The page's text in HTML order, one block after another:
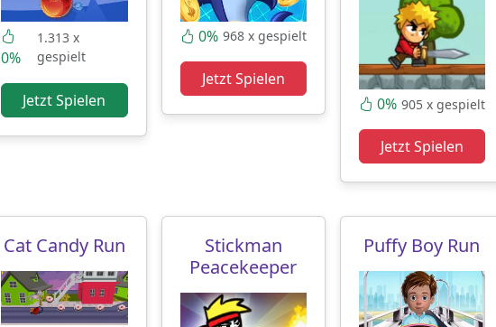
0%
1.313 x
gespielt
Jetzt Spielen
0% 968 x gespielt
Jetzt Spielen
0% 905 x gespielt
Jetzt Spielen
Cat Candy Run
Stickman
Peacekeeper
Puffy Boy Run